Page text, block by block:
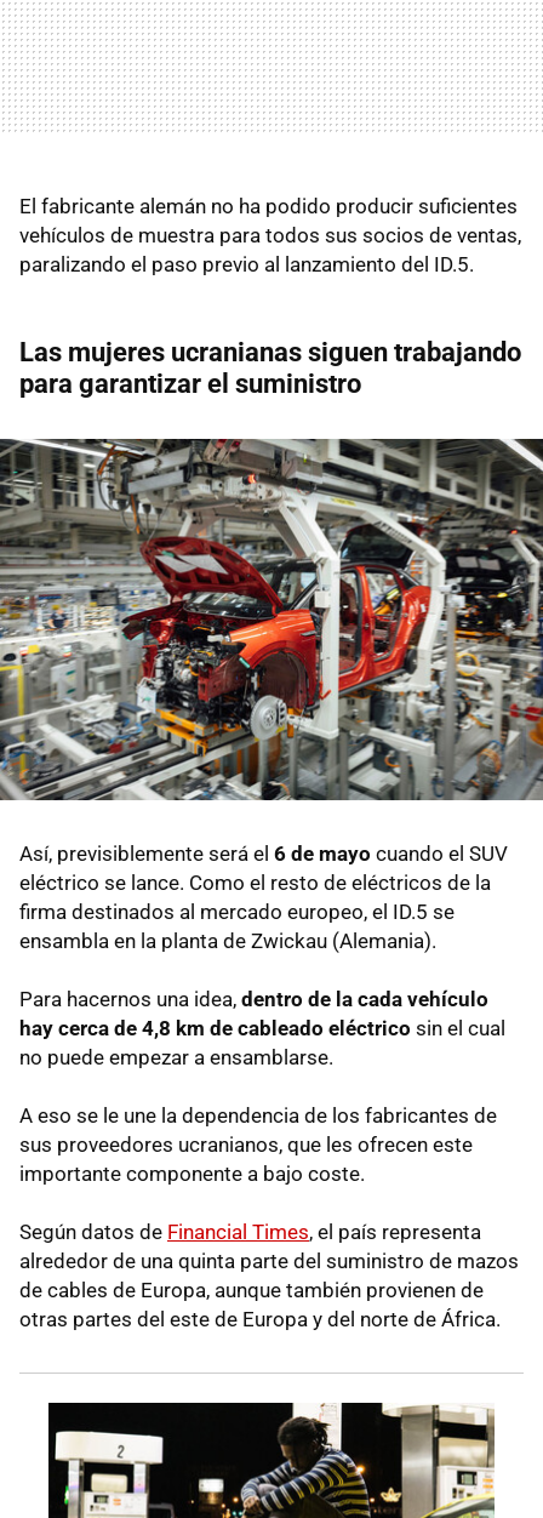
El fabricante alemán no ha podido producir suficientes
vehículos de muestra para todos sus socios de ventas,
paralizando el paso previo al lanzamiento del ID.5.
Las mujeres ucranianas siguen trabajando
para garantizar el suministro
Así, previsiblemente será el 6 de mayo cuando el SUV
eléctrico se lance. Como el resto de eléctricos de la
firma destinados al mercado europeo, el ID.5 se
ensambla en la planta de Zwickau (Alemania).
Para hacernos una idea, dentro de la cada vehículo
hay cerca de 4,8 km de cableado eléctrico sin el cual
no puede empezar a ensamblarse.
A eso se le une la dependencia de los fabricantes de
sus proveedores ucranianos, que les ofrecen este
importante componente a bajo coste.
Según datos de Financial Times, el país representa
alrededor de una quinta parte del suministro de mazos
de cables de Europa, aunque también provienen de
otras partes del este de Europa y del norte de África.